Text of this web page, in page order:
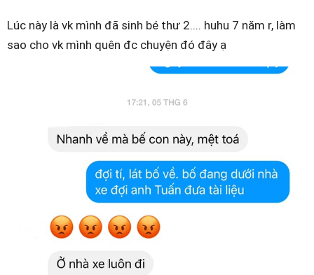
Lúc này là vk mình đã sinh bé thư 2.... huhu 7 năm r, làm
sao cho vk mình quên đc chuyện đó đây ạ